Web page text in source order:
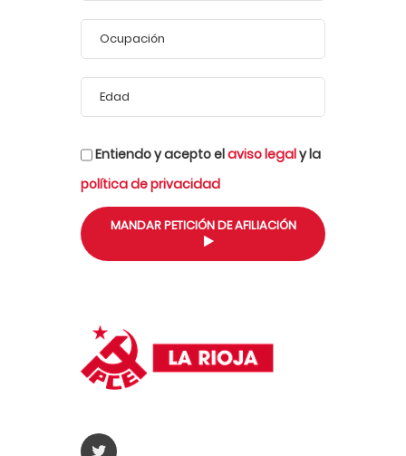
Entiendo y acepto elaviso legaly la
política de privacidad
MANDAR PETICIÓN DE AFILIACIÓN